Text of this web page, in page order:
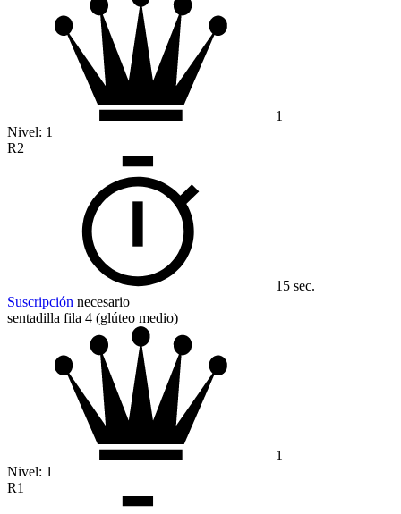
1
Nivel: 1
R2
15 sec.
Suscripción necesario
sentadilla fila 4 (glúteo medio)
1
Nivel: 1
R1